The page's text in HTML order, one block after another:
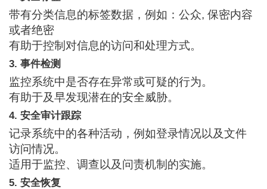
带有分类信息的标签数据，例如：公众,保密内容
或者绝密
有助于控制对信息的访问和处理方式。
3. 事件检测
监控系统中是否存在异常或可疑的行为。
有助于及早发现潜在的安全威胁。
4. 安全审计跟踪
记录系统中的各种活动，例如登录情况以及文件
访问情况。
适用于监控、调查以及问责机制的实施。
5. 安全恢复